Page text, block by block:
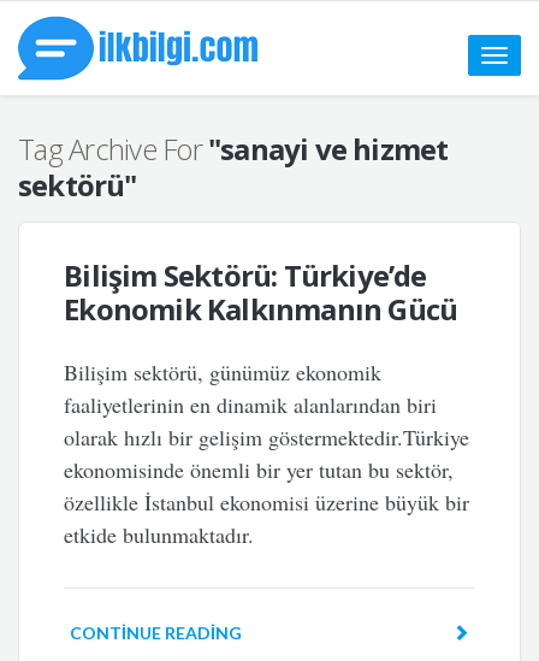
Toggle
Tag Archive For"sanayi ve hizmet
sektörü"
Bilişim Sektörü: Türkiye’de
Ekonomik Kalkınmanın Gücü
Bilişim sektörü, günümüz ekonomik
faaliyetlerinin en dinamik alanlarından biri
olarak hızlı bir gelişim göstermektedir.Türkiye
ekonomisinde önemli bir yer tutan bu sektör,
özellikle İstanbul ekonomisi üzerine büyük bir
etkide bulunmaktadır.
CONTINUE READING